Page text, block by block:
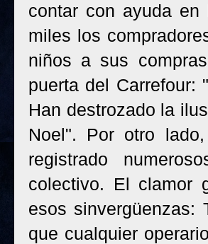
contar con ayuda
miles los
niños a sus
puerta del Carrefour:
Han destrozado la
Noel". Por otro
registrado
colectivo. El clamor
esos sinvergüenzas:
que cualquier